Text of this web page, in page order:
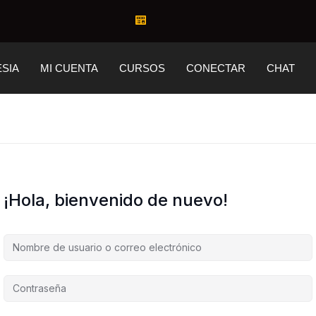
MI CUENTA CURSOS CONECTAR CHAT
¡Hola, bienvenido de nuevo!